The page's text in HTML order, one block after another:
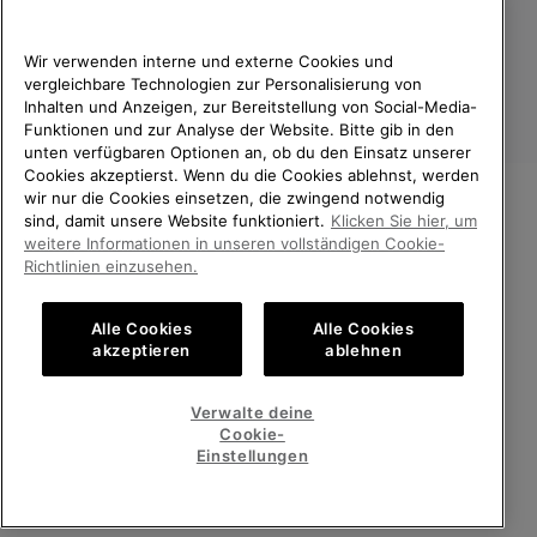
Deutschland
©2026SOREL. Alle Rechte vorbehalten.
Datenschutz Nutzungsbedingungen
Allgemeine Verkaufsbedingungen Garantiebestimmungen
Impressum Public CBCR
Kundenservice: Mo- Fr. 9:00 - 13:00 & 14:00- 18:00 Uhr
WILLKOMMEN BEI SOREL.
BITTE WÄHLEN SIE IHR
LIEFERLAND.
Online-Einkauf verfügbar
Deutschland
ALLE LÄNDER ANZEIGEN
Wir verwenden interne und externe Cookies und
vergleichbare Technologien zur Personalisierung von
Inhalten und Anzeigen, zur Bereitstellung von Social-Media-
Funktionen und zur Analyse der Website. Bitte gib in den
unten verfügbaren Optionen an, ob du den Einsatz unserer
Cookies akzeptierst. Wenn du die Cookies ablehnst, werden
wir nur die Cookies einsetzen, die zwingend notwendig
sind, damit unsere Website funktioniert. Klicken Sie hier, um
weitere Informationen in unseren vollständigen Cookie-
Richtlinien einzusehen.
Alle Cookies
akzeptieren
Alle Cookies
ablehnen
Verwalte deine
Cookie-
Einstellungen